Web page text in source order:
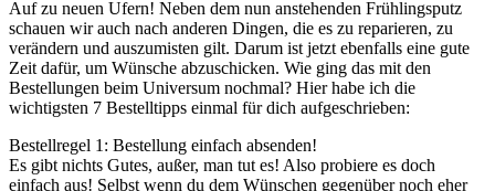
Auf zu neuen Ufern! Neben dem nun anstehenden Frühlingsputz
schauen wir auch nach anderen Dingen, die es zu reparieren, zu
verändern und auszumisten gilt. Darum ist jetzt ebenfalls eine gute
Zeit dafür, um Wünsche abzuschicken. Wie ging das mit den
Bestellungen beim Universum nochmal? Hier habe ich die
wichtigsten 7 Bestelltipps einmal für dich aufgeschrieben:
Bestellregel 1: Bestellung einfach absenden!
Es gibt nichts Gutes, außer, man tut es! Also probiere es doch
einfach aus! Selbst wenn du dem Wünschen gegenüber noch eher